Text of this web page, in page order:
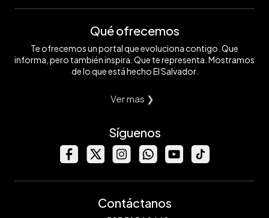
Qué ofrecemos
Te ofrecemos un portal que evoluciona contigo. Que
informa, pero también inspira. Que te representa. Mostramos
de lo que está hecho El Salvador.
Ver mas ❯
Síguenos
Contáctanos